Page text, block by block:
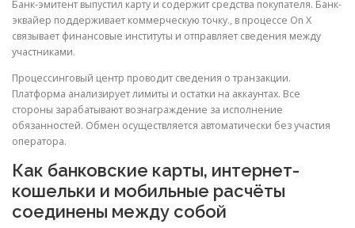
Банк-эмитент выпустил карту и содержит средства покупателя. Банк-
эквайер поддерживает коммерческую точку., в процессе On X
связывает финансовые институты и отправляет сведения между
участниками.
Процессинговый центр проводит сведения о транзакции.
Платформа анализирует лимиты и остатки на аккаунтах. Все
стороны зарабатывают вознаграждение за исполнение
обязанностей. Обмен осуществляется автоматически без участия
оператора.
Как банковские карты, интернет-
кошельки и мобильные расчёты
соединены между собой